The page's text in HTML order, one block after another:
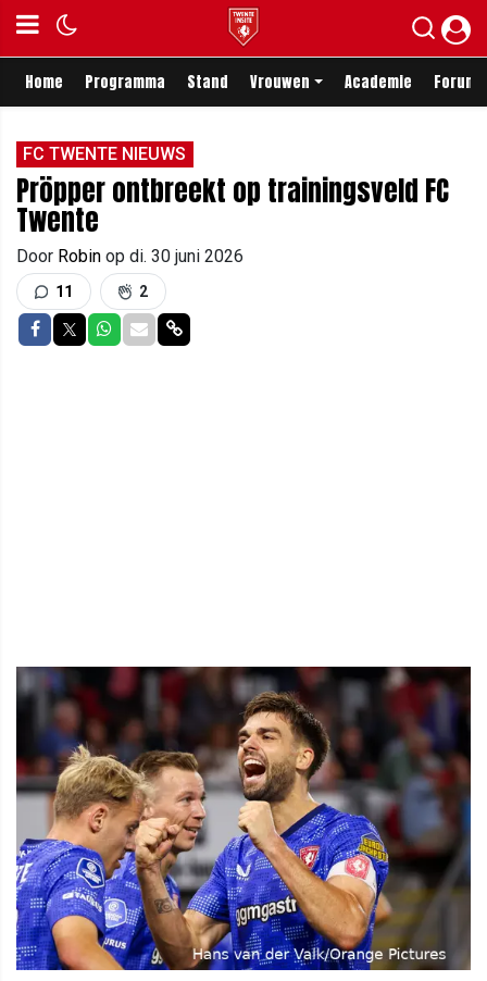
Home Programma Stand Vrouwen Academie Forum
FC TWENTE NIEUWS
Pröpper ontbreekt op trainingsveld FC
Twente
Door Robin op di. 30 juni 2026
11 2
Delen op Facebook
Delen op Twitter
Delen op Whatsapp
Delen via Mail
Delen via link